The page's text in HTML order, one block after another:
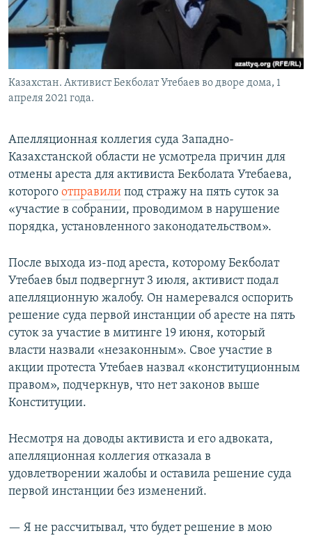
Казахстан. Активист Бекболат Утебаев во дворе дома, 1
апреля 2021 года.
Апелляционная коллегия суда Западно-
Казахстанской области не усмотрела причин для
отмены ареста для активиста Бекболата Утебаева,
которого отправили под стражу на пять суток за
«участие в собрании, проводимом в нарушение
порядка, установленного законодательством».
После выхода из-под ареста, которому Бекболат
Утебаев был подвергнут 3 июля, активист подал
апелляционную жалобу. Он намеревался оспорить
решение суда первой инстанции об аресте на пять
суток за участие в митинге 19 июня, который
власти назвали «незаконным». Свое участие в
акции протеста Утебаев назвал «конституционным
правом», подчеркнув, что нет законов выше
Конституции.
Несмотря на доводы активиста и его адвоката,
апелляционная коллегия отказала в
удовлетворении жалобы и оставила решение суда
первой инстанции без изменений.
— Я не рассчитывал, что будет решение в мою